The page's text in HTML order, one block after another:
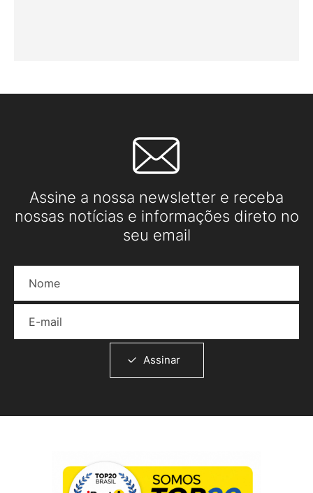
Assine a nossa newsletter e receba
nossas notícias e informações direto no
seu email
Assinar